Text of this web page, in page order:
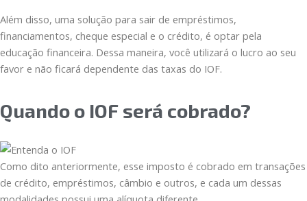
Além disso, uma solução para sair de empréstimos,
financiamentos, cheque especial e o crédito, é optar pela
educação financeira. Dessa maneira, você utilizará o lucro ao seu
favor e não ficará dependente das taxas do IOF.
Quando o IOF será cobrado?
Como dito anteriormente, esse imposto é cobrado em transações
de crédito, empréstimos, câmbio e outros, e cada um dessas